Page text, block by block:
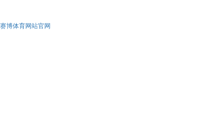
赛博体育网站官网